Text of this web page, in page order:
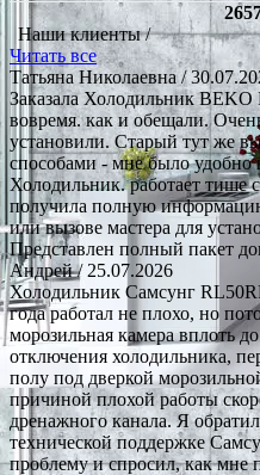
Наши клиенты /
Читать все
Татьяна Николаевна/
Заказала Холодильник
вовремя. как и обещали.
установили. Старый тут же
способами - мне было
Холодильник. работает тише
получила полную
или вызове мастера для
Представлен полный пакет
Андрей/ 25.07.2026
Холодильник Самсунг
года работал не плохо, но
морозильная камера вплоть
отключения холодильника,
полу под дверкой
причиной плохой работы
дренажного канала. Я
технической поддержке
проблему и спросил, как мне